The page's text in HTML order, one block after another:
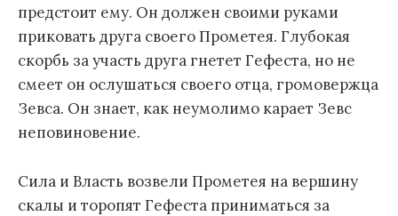
предстоит ему. Он должен своими руками
приковать друга своего Прометея. Глубокая
скорбь за участь друга гнетет Гефеста, но не
смеет он ослушаться своего отца, громовержца
Зевса. Он знает, как неумолимо карает Зевс
неповиновение.
Сила и Власть возвели Прометея на вершину
скалы и торопят Гефеста приниматься за